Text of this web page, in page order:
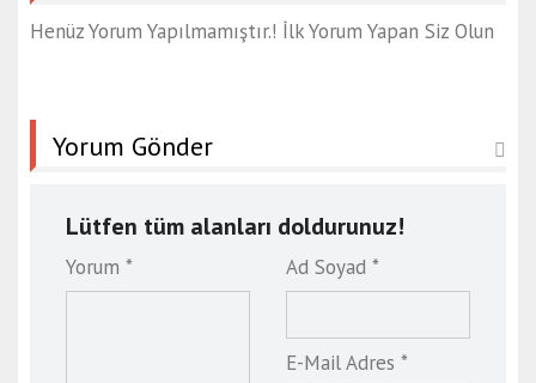
Henüz Yorum Yapılmamıştır.! İlk Yorum Yapan Siz Olun
Yorum Gönder
Lütfen tüm alanları doldurunuz!
Yorum * Ad Soyad *
E-Mail Adres *